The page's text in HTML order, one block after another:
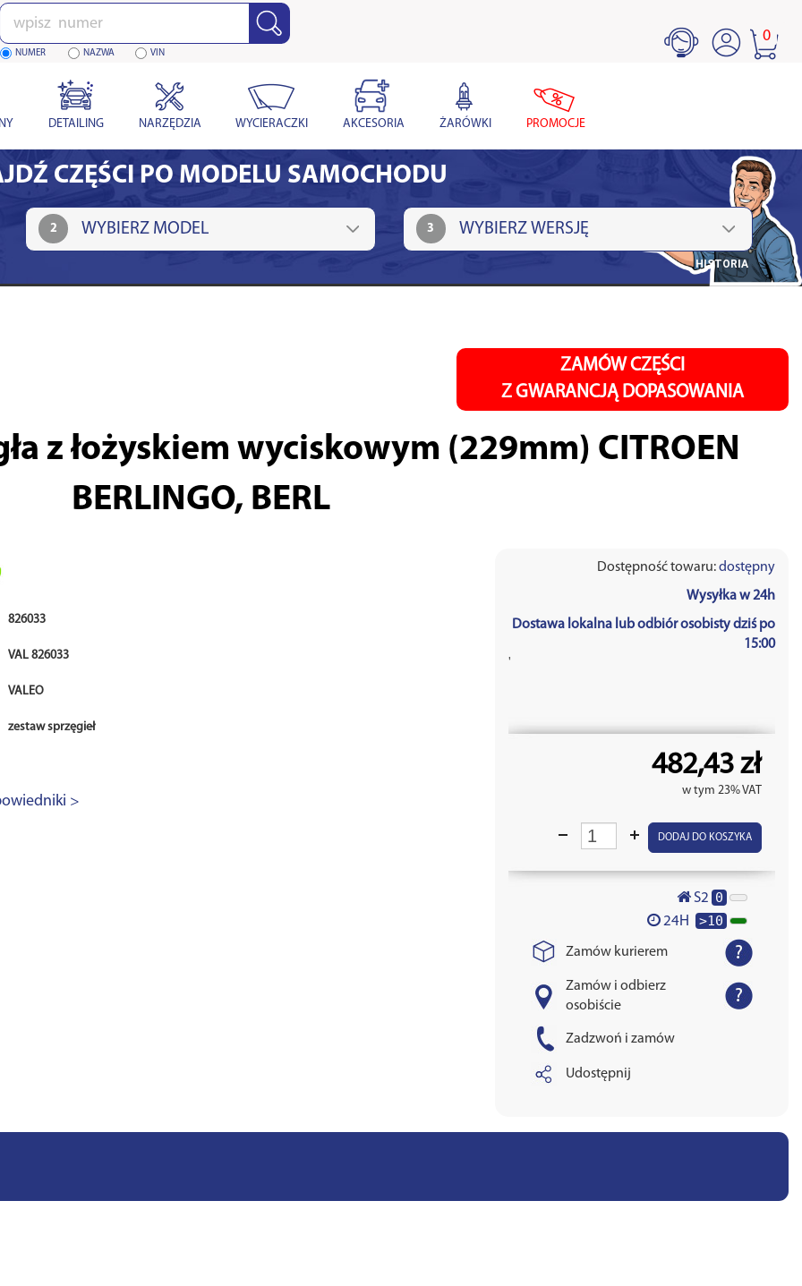
Wpisz
numer
NUMER NAZWA VIN
0
DETAILING NARZĘDZIA WYCIERACZKI AKCESORIA ŻARÓWKI PROMOCJE
CZĘŚCI PO MODELU SAMOCHODU
2 3
HISTORIA
ZAMÓW CZĘŚCI
Z GWARANCJĄ DOPASOWANIA
z łożyskiem wyciskowym (229mm) CITROEN
BERLINGO, BERL
826033
VAL 826033
VALEO
zestaw sprzęgieł
>
Dostępność towaru:dostępny
Wysyłka w 24h
Dostawa lokalna lub odbiór osobisty dziś po
15:00
'
482,43 zł
w tym 23% VAT
DODAJ DO KOSZYKA
S2 0
24H >10
Zamów kurierem
Zamów i odbierz
osobiście
Zadzwoń i zamów
Udostępnij